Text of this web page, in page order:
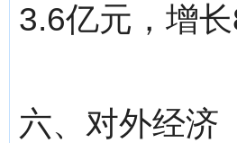
3.6亿元，增长
六、对外经济